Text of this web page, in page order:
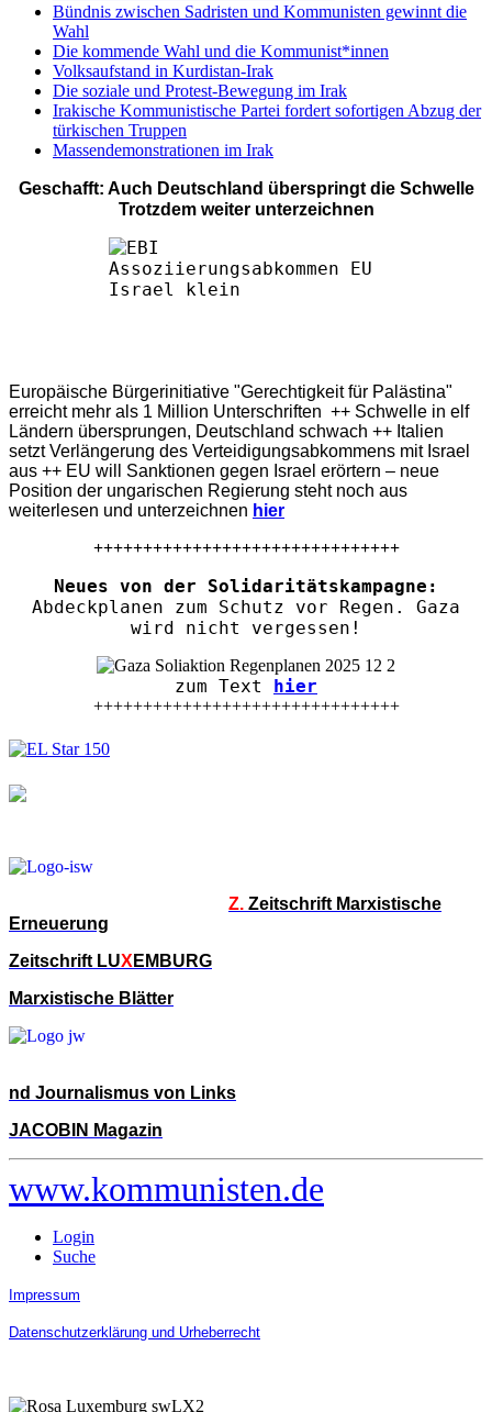
Bündnis zwischen Sadristen und Kommunisten gewinnt die
Wahl
Die kommende Wahl und die Kommunist*innen
Volksaufstand in Kurdistan-Irak
Die soziale und Protest-Bewegung im Irak
Irakische Kommunistische Partei fordert sofortigen Abzug der
türkischen Truppen
Massendemonstrationen im Irak
Geschafft: Auch Deutschland überspringt die Schwelle
Trotzdem weiter unterzeichnen
Europäische Bürgerinitiative "Gerechtigkeit für Palästina"
erreicht mehr als 1 Million Unterschriften ++ Schwelle in elf
Ländern übersprungen, Deutschland schwach ++ Italien
setzt Verlängerung des Verteidigungsabkommens mit Israel
aus ++ EU will Sanktionen gegen Israel erörtern – neue
Position der ungarischen Regierung steht noch aus
weiterlesen und unterzeichnen hier
+++++++++++++++++++++++++++++++
Neues von der Solidaritätskampagne:
Abdeckplanen zum Schutz vor Regen. Gaza
wird nicht vergessen!
zum Text hier
+++++++++++++++++++++++++++++++
Z. Zeitschrift Marxistische
Erneuerung
Zeitschrift LUX EMBURG
Marxistische Blätter
nd Journalismus von Links
JACOBIN Magazin
www.kommunisten.de
Login
Suche
Impressum
Datenschutzerklärung und Urheberrecht